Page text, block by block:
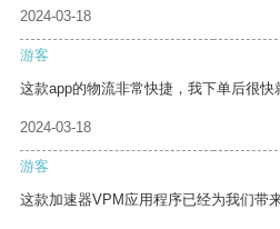
2024-03-18
游客
这款app的物流非常快捷，我下单后很快
2024-03-18
游客
这款加速器VPM应用程序已经为我们带